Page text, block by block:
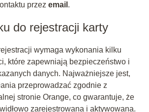
przez email .
do rejestracji karty
wymaga wykonania kilku
które zapewniają bezpieczeństwo i
danych. Najważniejsze jest,
przeprowadzać zgodnie z
stronie Orange, co gwarantuje, że
zarejestrowana i aktywowana.